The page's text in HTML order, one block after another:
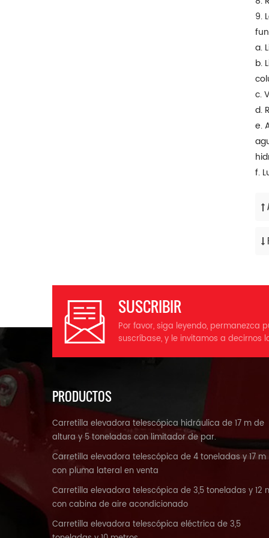
9.
a.
b.
c.
d.
e.
f.
SUSCRIBIR
Por favor, siga leyendo, permanezca
suscríbase, y le invitamos a decirnos
PRODUCTOS
Carretilla elevadora telescópica hidráulica de 17 m de
altura y 5 toneladas con limitador de par.
Carretilla elevadora telescópica de 4 toneladas y 17 m
con pluma lateral en venta
Carretilla elevadora telescópica de 3,5 toneladas y 12
con cabina de aire acondicionado
Carretilla elevadora telescópica eléctrica de 3,5